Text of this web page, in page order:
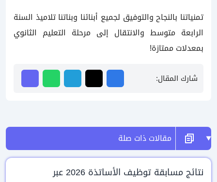
تمنياتنا بالنجاح والتوفيق لجميع أبنائنا وبناتنا تلاميذ السنة
الرابعة متوسط والانتقال إلى مرحلة التعليم الثانوي
بمعدلات ممتازة!
شارك المقال:
مقالات ذات صلة
نتائج مسابقة توظيف الأساتذة 2026 عبر